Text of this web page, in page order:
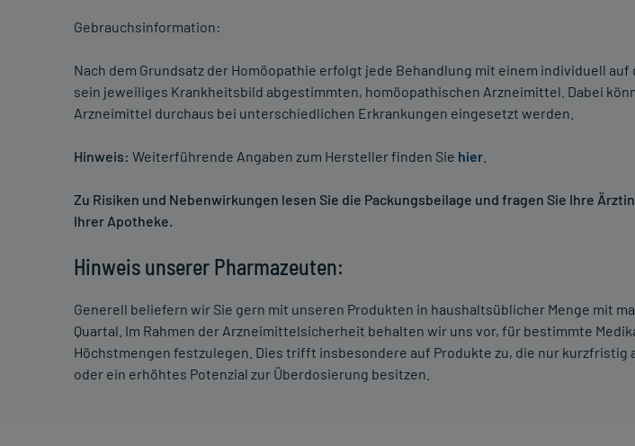
Gebrauchsinformation:
Nach dem Grundsatz der Homöopathie erfolgt jede Behandlung mit einem individuell auf
sein jeweiliges Krankheitsbild abgestimmten, homöopathischen Arzneimittel. Dabei
Arzneimittel durchaus bei unterschiedlichen Erkrankungen eingesetzt werden.
Hinweis: Weiterführende Angaben zum Hersteller finden Sie hier
Zu Risiken und Nebenwirkungen lesen Sie die Packungsbeilage und fragen Sie Ihre
Ihrer Apotheke.
Hinweis unserer Pharmazeuten:
Generell beliefern wir Sie gern mit unseren Produkten in haushaltsüblicher Menge mit
Quartal. Im Rahmen der Arzneimittelsicherheit behalten wir uns vor, für bestimmte
Höchstmengen festzulegen. Dies trifft insbesondere auf Produkte zu, die nur kurzfristig
oder ein erhöhtes Potenzial zur Überdosierung besitzen.